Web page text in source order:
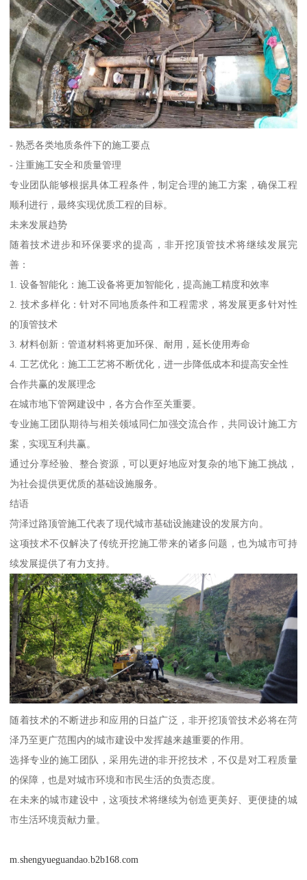
- 熟悉各类地质条件下的施工要点
- 注重施工安全和质量管理
专业团队能够根据具体工程条件，制定合理的施工方案，确保工程
顺利进行，最终实现优质工程的目标。
未来发展趋势
随着技术进步和环保要求的提高，非开挖顶管技术将继续发展完
善：
1. 设备智能化：施工设备将更加智能化，提高施工精度和效率
2. 技术多样化：针对不同地质条件和工程需求，将发展更多针对性
的顶管技术
3. 材料创新：管道材料将更加环保、耐用，延长使用寿命
4. 工艺优化：施工工艺将不断优化，进一步降低成本和提高安全性
合作共赢的发展理念
在城市地下管网建设中，各方合作至关重要。
专业施工团队期待与相关领域同仁加强交流合作，共同设计施工方
案，实现互利共赢。
通过分享经验、整合资源，可以更好地应对复杂的地下施工挑战，
为社会提供更优质的基础设施服务。
结语
菏泽过路顶管施工代表了现代城市基础设施建设的发展方向。
这项技术不仅解决了传统开挖施工带来的诸多问题，也为城市可持
续发展提供了有力支持。
随着技术的不断进步和应用的日益广泛，非开挖顶管技术必将在菏
泽乃至更广范围内的城市建设中发挥越来越重要的作用。
选择专业的施工团队，采用先进的非开挖技术，不仅是对工程质量
的保障，也是对城市环境和市民生活的负责态度。
在未来的城市建设中，这项技术将继续为创造更美好、更便捷的城
市生活环境贡献力量。
m.shengyueguandao.b2b168.com